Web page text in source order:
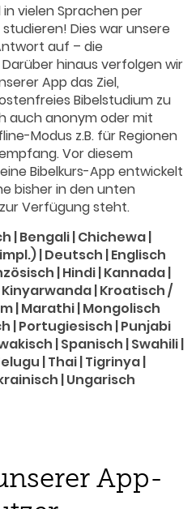
vielen Sprachen per
Dies war unsere
auf – die
Darüber hinaus verfolgen wir
App das Ziel,
Bibelstudium zu
auch anonym oder mit
Modus z.B. für Regionen
Vor diesem
Bibelkurs-App entwickelt
bisher in den unten
Verfügung steht.
| Bengali | Chichewa |
| Deutsch | Englisch
| Hindi | Kannada |
Kinyarwanda | Kroatisch /
| Marathi | Mongolisch
| Portugiesisch | Punjabi
| Spanisch | Swahili |
| Thai | Tigrinya |
| Ungarisch
App-